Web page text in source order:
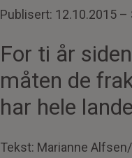
Publisert: 12.10.2015
For ti år
måten de
har hele
Tekst: Marianne